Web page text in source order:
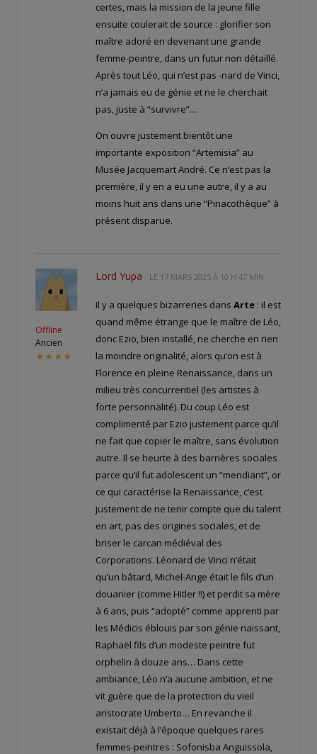
certes, mais la mission de la jeune fille
ensuite coulerait de source : glorifier son
maître adoré en devenant une grande
femme-peintre, dans un futur non détaillé.
Après tout Léo, qui n’est pas -nard de Vinci,
n’a jamais eu de génie et ne le cherchait
pas, juste à “survivre”…
On ouvre justement bientôt une
importante exposition “Artemisia” au
Musée Jacquemart André. Ce n’est pas la
première, il y en a eu une autre, il y a au
moins huit ans dans une “Pinacothèque” à
présent disparue.
Offline
Ancien
★★★★
Lord Yupa LE 17 MARS 2025 À 10 H 47 MIN
Il y a quelques bizarreries dans Arte : il est
quand même étrange que le maître de Léo,
donc Ezio, bien installé, ne cherche en rien
la moindre originalité, alors qu’on est à
Florence en pleine Renaissance, dans un
milieu très concurrentiel (les artistes à
forte personnalité). Du coup Léo est
complimenté par Ezio justement parce qu’il
ne fait que copier le maître, sans évolution
autre. Il se heurte à des barrières sociales
parce qu’il fut adolescent un “mendiant”, or
ce qui caractérise la Renaissance, c’est
justement de ne tenir compte que du talent
en art, pas des origines sociales, et de
briser le carcan médiéval des
Corporations. Léonard de Vinci n’était
qu’un bâtard, Michel-Ange était le fils d’un
douanier (comme Hitler !!) et perdit sa mère
à 6 ans, puis “adopté” comme apprenti par
les Médicis éblouis par son génie naissant,
Raphaël fils d’un modeste peintre fut
orphelin à douze ans… Dans cette
ambiance, Léo n’a aucune ambition, et ne
vit guère que de la protection du vieil
aristocrate Umberto… En revanche il
existait déjà à l’époque quelques rares
femmes-peintres : Sofonisba Anguissola,